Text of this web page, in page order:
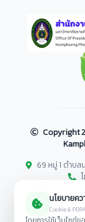
Copyright
69 หมู่ 1 ตำบ
นโยบายค
Cookie &